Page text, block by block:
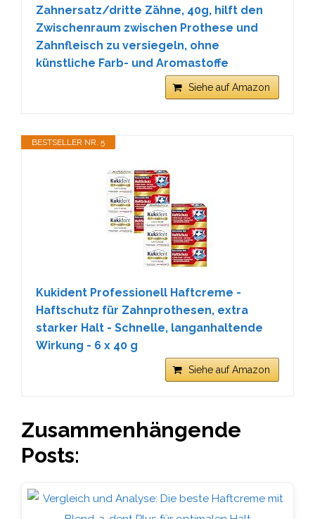
Zahnersatz/dritte Zähne, 40g, hilft den
Zwischenraum zwischen Prothese und
Zahnfleisch zu versiegeln, ohne
künstliche Farb- und Aromastoffe
Siehe auf Amazon
BESTSELLER NR. 5
Kukident Professionell Haftcreme -
Haftschutz für Zahnprothesen, extra
starker Halt - Schnelle, langanhaltende
Wirkung - 6 x 40 g
Siehe auf Amazon
Zusammenhängende
Posts: